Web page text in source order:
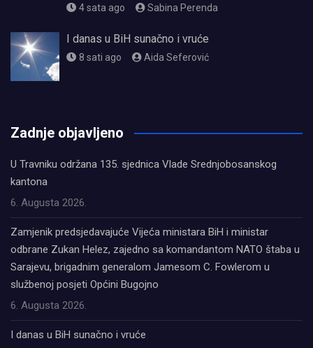
4 sata ago Sabina Perenda
I danas u BiH sunačno i vruće
8 sati ago Aida Seferović
Zadnje objavljeno
U Travniku održana 135. sjednica Vlade Srednjobosanskog
kantona
6. Augusta 2026.
Zamjenik predsjedavajuće Vijeća ministara BiH i ministar
odbrane Zukan Helez, zajedno sa komandantom NATO štaba u
Sarajevu, brigadnim generalom Jamesom C. Fowlerom u
službenoj posjeti Općini Bugojno
6. Augusta 2026.
I danas u BiH sunačno i vruće